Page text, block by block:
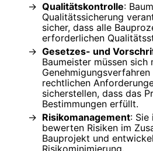
Qualitätskontrolle:
Qualitätssicherung
sicher, dass alle
erforderlichen
Gesetzes- und
Baumeister müssen
rechtlichen
sicherstellen, dass das
Bestimmungen erfüllt.
Risikomanagement: Sie
bewerten Risiken im
Bauprojekt und